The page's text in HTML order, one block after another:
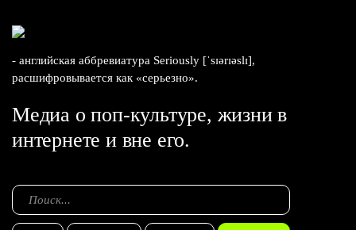
- английская аббревиатура Seriously [ˈsɪərɪəslɪ],
расшифровывается как «серьезно».
Медиа о поп-культуре, жизни в
интернете и вне его.